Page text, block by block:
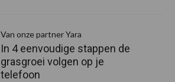
Van onze partner Yara
In 4 eenvoudige stappen de
grasgroei volgen op je
telefoon